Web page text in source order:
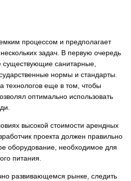
процессом и предполагает
задач. В первую очередь
существующие санитарные,
нормы и стандарты.
технологов еще в том, чтобы
оптимально использовать
высокой стоимости арендных
проекта должен правильно
оборудование, необходимое для
питания.
развивающемся рынке, следить